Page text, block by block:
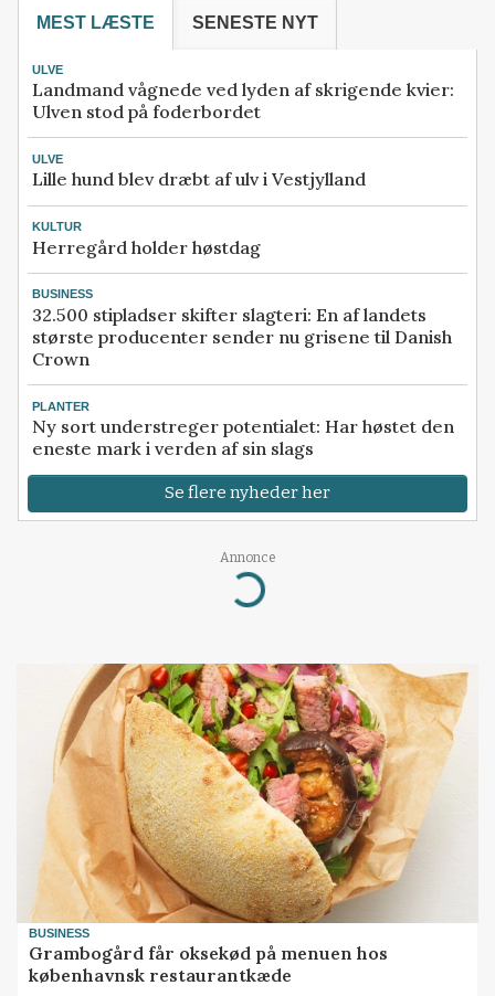
MEST LÆSTE SENESTE NYT
ULVE
Landmand vågnede ved lyden af skrigende kvier:
Ulven stod på foderbordet
ULVE
Lille hund blev dræbt af ulv i Vestjylland
KULTUR
Herregård holder høstdag
BUSINESS
32.500 stipladser skifter slagteri: En af landets
største producenter sender nu grisene til Danish
Crown
PLANTER
Ny sort understreger potentialet: Har høstet den
eneste mark i verden af sin slags
Se flere nyheder her
Annonce
Loading...
BUSINESS
Grambogård får oksekød på menuen hos
københavnsk restaurantkæde